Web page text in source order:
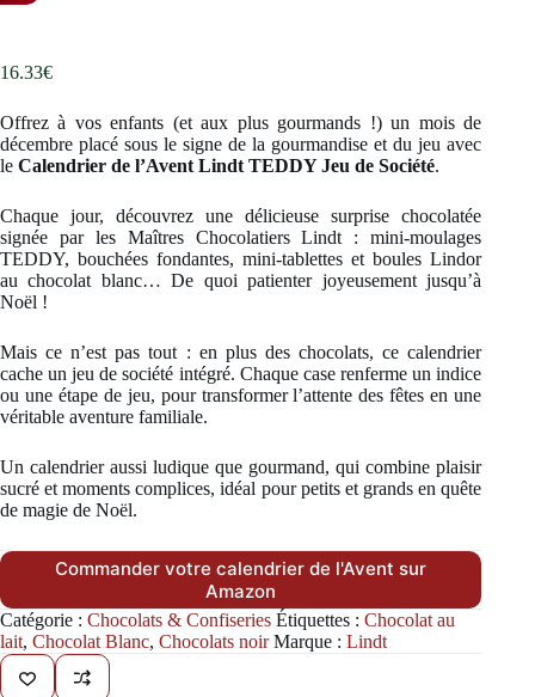
16.33€
Offrez à vos enfants (et aux plus gourmands !) un mois de
décembre placé sous le signe de la gourmandise et du jeu avec
le Calendrier de l’Avent Lindt TEDDY Jeu de Société.
Chaque jour, découvrez une délicieuse surprise chocolatée
signée par les Maîtres Chocolatiers Lindt : mini-moulages
TEDDY, bouchées fondantes, mini-tablettes et boules Lindor
au chocolat blanc… De quoi patienter joyeusement jusqu’à
Noël !
Mais ce n’est pas tout : en plus des chocolats, ce calendrier
cache un jeu de société intégré. Chaque case renferme un indice
ou une étape de jeu, pour transformer l’attente des fêtes en une
véritable aventure familiale.
Un calendrier aussi ludique que gourmand, qui combine plaisir
sucré et moments complices, idéal pour petits et grands en quête
de magie de Noël.
Commander votre calendrier de l'Avent sur
Amazon
Catégorie : Chocolats & Confiseries Étiquettes : Chocolat au
lait, Chocolat Blanc, Chocolats noir Marque : Lindt